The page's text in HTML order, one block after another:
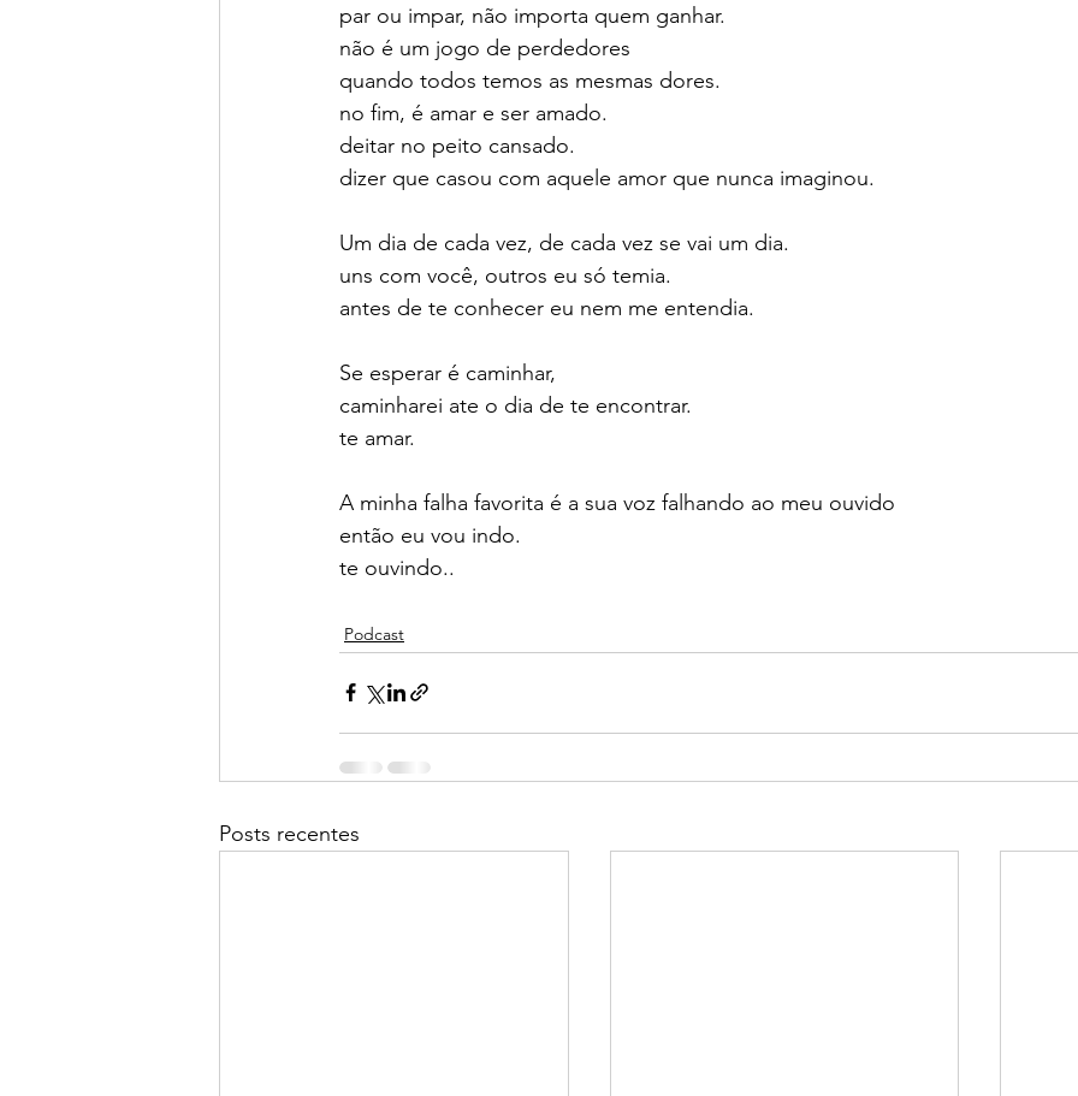
par ou impar, não importa quem ganhar.
não é um jogo de perdedores
quando todos temos as mesmas dores.
no fim, é amar e ser amado.
deitar no peito cansado.
dizer que casou com aquele amor que nunca imaginou.
Um dia de cada vez, de cada vez se vai um dia.
uns com você, outros eu só temia.
antes de te conhecer eu nem me entendia.
Se esperar é caminhar,
caminharei ate o dia de te encontrar.
te amar.
A minha falha favorita é a sua voz falhando ao meu ouvido
então eu vou indo.
te ouvindo..
Podcast
Posts recentes